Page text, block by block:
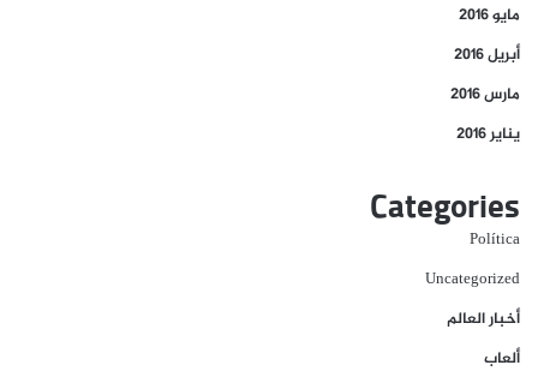
مايو 2016
أبريل 2016
مارس 2016
يناير 2016
Categories
Política
Uncategorized
أخبار العالم
ألعاب